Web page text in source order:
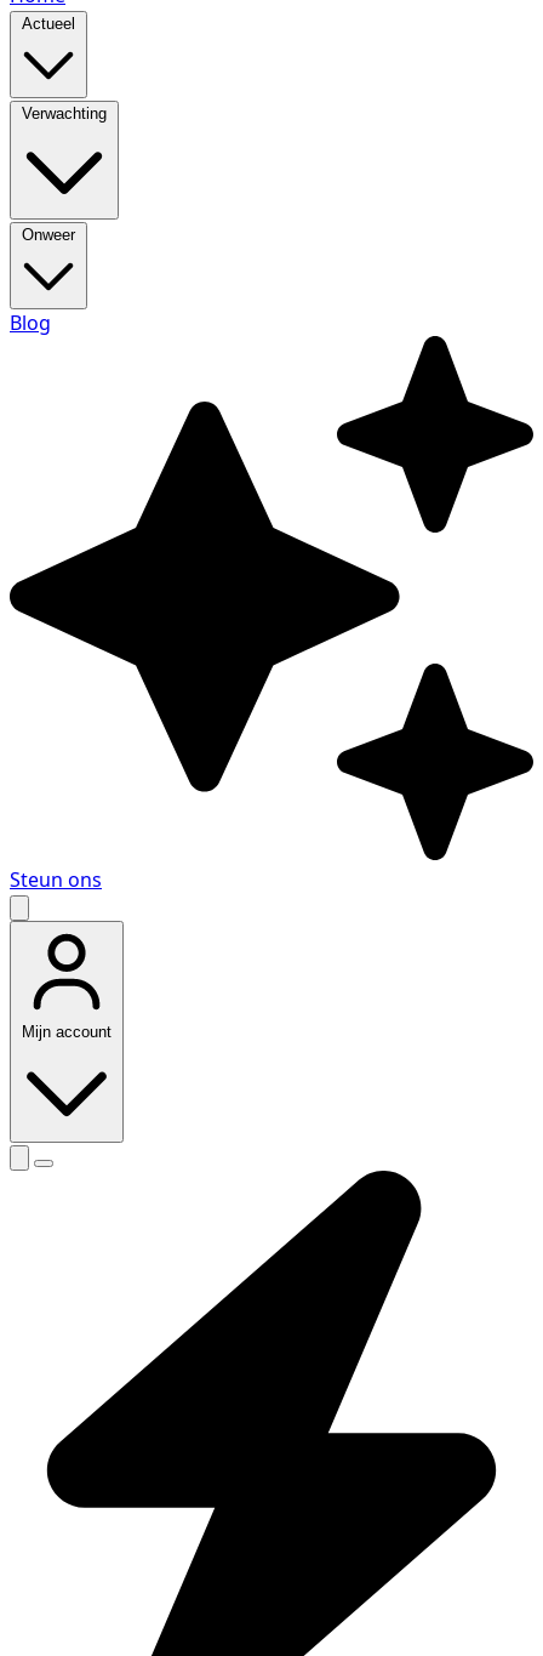
Actueel
Verwachting
Onweer
Blog
Steun ons
Mijn account